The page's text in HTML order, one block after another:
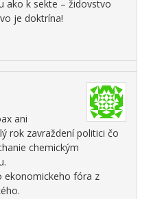
ako k sekte – židovstvo
je doktrína!
ani
rok zavraždení politici čo
chemickým
ekonomickeho fóra z